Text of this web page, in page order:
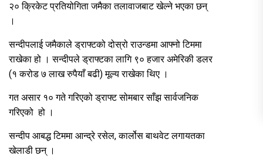
२० क्रिकेट प्रतियोगिता जमैका तलावाजबाट खेल्ने भएका छन्
।
सन्दीपलाई जमैकाले ड्राफ्टको दोस्रो राउन्डमा आफ्नो टिममा
राखेका हो । सन्दीपले ड्राफ्टका लागि ९० हजार अमेरिकी डलर
(१ करोड ७ लाख रुपैयाँ बढी) मूल्य राखेका थिए ।
गत असार १० गते गरिएको ड्राफ्ट सोमबार साँझ सार्वजनिक
गरिएको हो ।
सन्दीप आबद्ध टिममा आन्द्रे रसेल, कार्लोस बाथवेट लगायतका
खेलाडी छन् ।